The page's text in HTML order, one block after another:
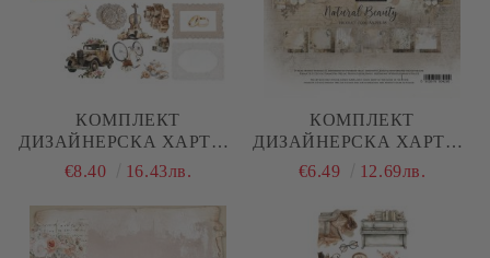
КОМПЛЕКТ
ДИЗАЙНЕРСКА ХАРТИЯ
- ROMANTIC BOHO - 6
€8.40 16.43лв.
КОМПЛЕКТ
ДИЗАЙНЕРСКА ХАРТИЯ
- NATURAL BEAUTY - 12
€6.49 12.69лв.